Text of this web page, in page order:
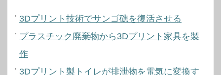
3Dプリント技術でサンゴ礁を復活させる
プラスチック廃棄物から3Dプリント家具を製
作
3Dプリント製トイレが排泄物を電気に変換す